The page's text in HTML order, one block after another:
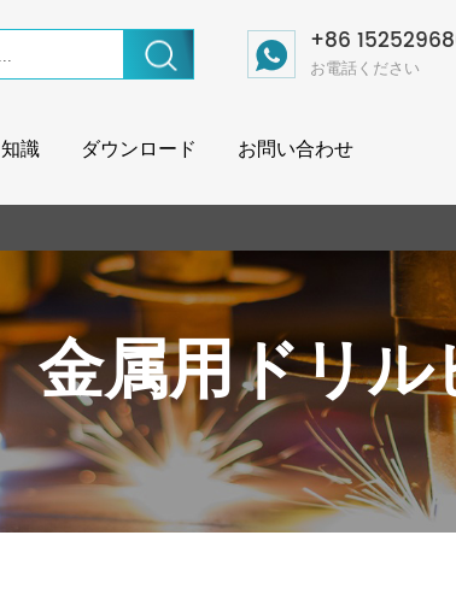
+86
お電話ください
知識 ダウンロード お問い合わせ
金属用ドリル